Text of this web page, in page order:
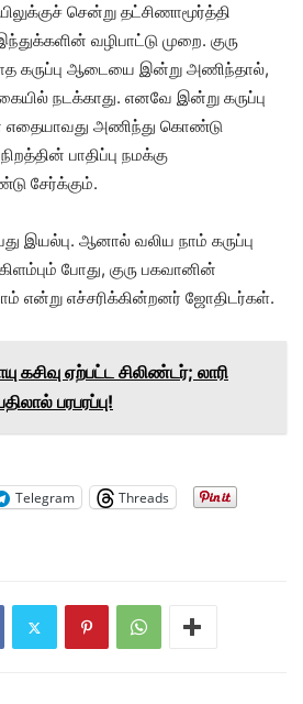
சென்று தட்சிணாமூர்த்தி
வழிபாட்டு முறை. குரு
கருப்பு ஆடையை இன்று அணிந்தால்,
நடக்காது. எனவே இன்று கருப்பு
எதையாவது அணிந்து கொண்டு
பாதிப்பு நமக்கு
சேர்க்கும்.
இயல்பு. ஆனால் வலிய நாம் கருப்பு
போது, குரு பகவானின்
என்று எச்சரிக்கின்றனர் ஜோதிடர்கள்.
கசிவு ஏற்பட்ட சிலிண்டர்; லாரி
பரபரப்பு!
Telegram
Threads